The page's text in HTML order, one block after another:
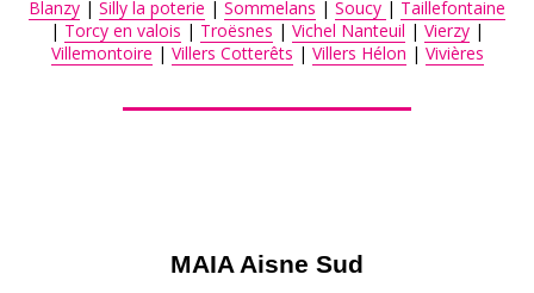
Blanzy | Silly la poterie | Sommelans | Soucy | Taillefontaine
| Torcy en valois | Troësnes | Vichel Nanteuil | Vierzy |
Villemontoire | Villers Cotterêts | Villers Hélon | Vivières
MAIA Aisne Sud